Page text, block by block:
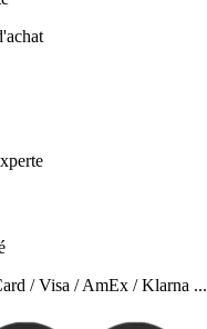
/ Visa / AmEx / Klarna ...